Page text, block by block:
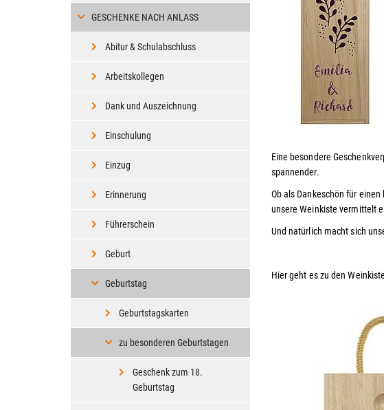
Eine besondere
spannender.
Ob als Dankeschön für
unsere Weinkiste vermittelt
Und natürlich macht sich
Hier geht es zu den
GESCHENKE NACH ANLASS
Abitur & Schulabschluss
Arbeitskollegen
Dank und Auszeichnung
Einschulung
Einzug
Erinnerung
Führerschein
Geburt
Geburtstag
Geburtstagskarten
zu besonderen Geburtstagen
Geschenk zum 18.
Geburtstag